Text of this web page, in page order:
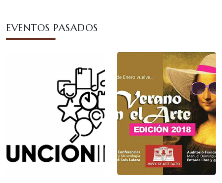
EVENTOS PASADOS